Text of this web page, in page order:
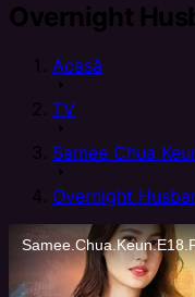
Overnight
Acasă
arrow_right
TV
arrow_right
Samee Chua
arrow_right
Overnight